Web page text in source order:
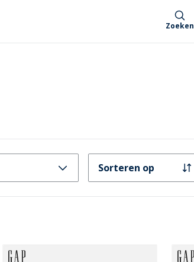
Zoeken
Sorteren op